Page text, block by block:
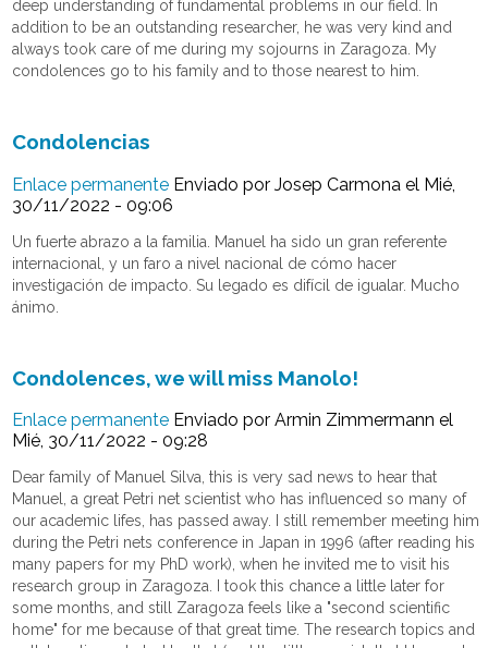
deep understanding of fundamental problems in our field. In
addition to be an outstanding researcher, he was very kind and
always took care of me during my sojourns in Zaragoza. My
condolences go to his family and to those nearest to him.
Condolencias
Enlace permanente Enviado porJosep Carmona el Mié,
30/11/2022 - 09:06
Un fuerte abrazo a la familia. Manuel ha sido un gran referente
internacional, y un faro a nivel nacional de cómo hacer
investigación de impacto. Su legado es difícil de igualar. Mucho
ánimo.
Condolences, we will miss Manolo!
Enlace permanente Enviado porArmin Zimmermann el
Mié, 30/11/2022 - 09:28
Dear family of Manuel Silva, this is very sad news to hear that
Manuel, a great Petri net scientist who has influenced so many of
our academic lifes, has passed away. I still remember meeting him
during the Petri nets conference in Japan in 1996 (after reading his
many papers for my PhD work), when he invited me to visit his
research group in Zaragoza. I took this chance a little later for
some months, and still Zaragoza feels like a "second scientific
home" for me because of that great time. The research topics and